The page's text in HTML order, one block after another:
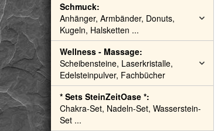
Schmuck:
Anhänger, Armbänder, Donuts,
Kugeln, Halsketten ...
Wellness - Massage:
Scheibensteine, Laserkristalle,
Edelsteinpulver, Fachbücher
* Sets SteinZeitOase *:
Chakra-Set, Nadeln-Set, Wasserstein-
Set ...